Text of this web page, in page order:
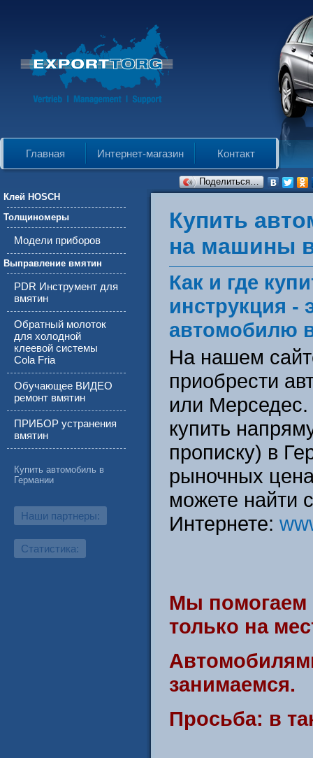
Главная Интернет-магазин Контакт
Поделиться…
Клей HOSCH
Толщиномеры
Модели приборов
Выправление вмятин
PDR Инструмент для
вмятин
Обратный молоток
для холодной
клеевой системы
Cola Fria
Обучающее ВИДЕО
ремонт вмятин
ПРИБОР устранения
вмятин
Купить автомобиль в
Германии
Наши партнеры:
Статистика:
Купить
на машины
Как и где
инструкция
автомобилю
На нашем
приобрести
или
купить
прописку) в
рыночных
можете найти
Интернете:
Мы помогаем
только на
занимаемся.
Просьба: в